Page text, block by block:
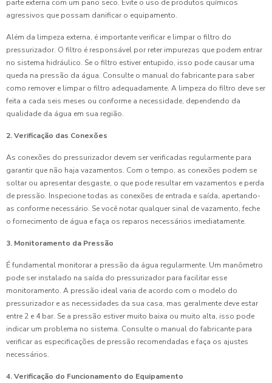
parte externa com um pano seco. Evite o uso de produtos químicos
agressivos que possam danificar o equipamento.
Além da limpeza externa, é importante verificar e limpar o filtro do
pressurizador. O filtro é responsável por reter impurezas que podem entrar
no sistema hidráulico. Se o filtro estiver entupido, isso pode causar uma
queda na pressão da água. Consulte o manual do fabricante para saber
como remover e limpar o filtro adequadamente. A limpeza do filtro deve ser
feita a cada seis meses ou conforme a necessidade, dependendo da
qualidade da água em sua região.
2. Verificação das Conexões
As conexões do pressurizador devem ser verificadas regularmente para
garantir que não haja vazamentos. Com o tempo, as conexões podem se
soltar ou apresentar desgaste, o que pode resultar em vazamentos e perda
de pressão. Inspecione todas as conexões de entrada e saída, apertando-
as conforme necessário. Se você notar qualquer sinal de vazamento, feche
o fornecimento de água e faça os reparos necessários imediatamente.
3. Monitoramento da Pressão
É fundamental monitorar a pressão da água regularmente. Um manômetro
pode ser instalado na saída do pressurizador para facilitar esse
monitoramento. A pressão ideal varia de acordo com o modelo do
pressurizador e as necessidades da sua casa, mas geralmente deve estar
entre 2 e 4 bar. Se a pressão estiver muito baixa ou muito alta, isso pode
indicar um problema no sistema. Consulte o manual do fabricante para
verificar as especificações de pressão recomendadas e faça os ajustes
necessários.
4. Verificação do Funcionamento do Equipamento